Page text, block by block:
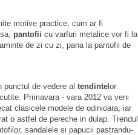
motive practice, cum ar fi
pantofii cu varfuri metalice vor fi la
de zi cu zi, pana la pantofii de
punctul de vedere al tendinte lor
Primavara - vara 2012 va veni
clasicele modele de odinioara, iar
o astfel de pereche in dulap. Trendul
sandalele si papucii pastrandu-